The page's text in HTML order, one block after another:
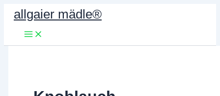
Zum
Inhalt
springen
allgaier mädle®